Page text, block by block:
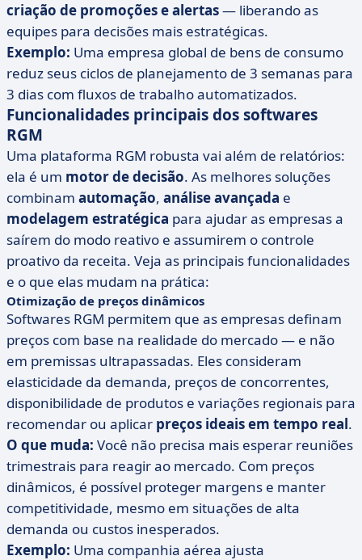
criação de promoções e alertas— liberando as
equipes para decisões mais estratégicas.
Exemplo: Uma empresa global de bens de consumo
reduz seus ciclos de planejamento de 3 semanas para
3 dias com fluxos de trabalho automatizados.
Funcionalidades principais dos softwares
RGM
Uma plataforma RGM robusta vai além de relatórios:
ela é um motor de decisão. As melhores soluções
combinam automação, análise avançada e
modelagem estratégica para ajudar as empresas a
saírem do modo reativo e assumirem o controle
proativo da receita. Veja as principais funcionalidades
e o que elas mudam na prática:
Otimização de preços dinâmicos
Softwares RGM permitem que as empresas definam
preços com base na realidade do mercado — e não
em premissas ultrapassadas. Eles consideram
elasticidade da demanda, preços de concorrentes,
disponibilidade de produtos e variações regionais para
recomendar ou aplicar preços ideais em tempo real.
O que muda: Você não precisa mais esperar reuniões
trimestrais para reagir ao mercado. Com preços
dinâmicos, é possível proteger margens e manter
competitividade, mesmo em situações de alta
demanda ou custos inesperados.
Exemplo: Uma companhia aérea ajusta